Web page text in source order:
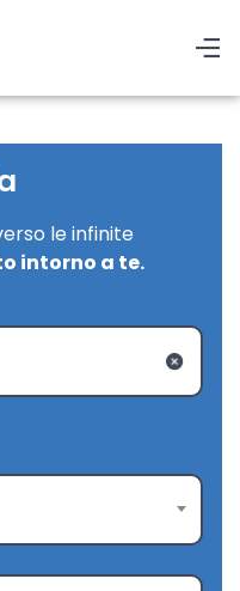
le infinite
intorno a te.